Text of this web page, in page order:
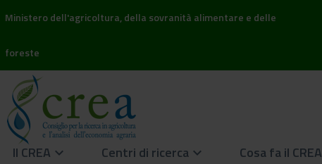
Ministero dell'agricoltura, della sovranità alimentare e delle
foreste
Il CREA keyboard_arrow_down Centri di ricerca keyboard_arrow_down Cosa fa il CREA